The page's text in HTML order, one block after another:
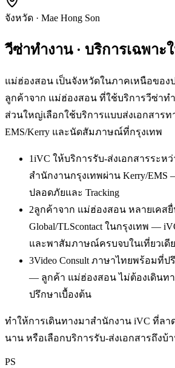
จังหวัด · Mae Hong Son
วีซ่าทำงาน· บริการเฉพาะ
แม่ฮ่องสอน เป็นจังหวัดในภาคเหนือของ
ลูกค้าจาก แม่ฮ่องสอน ที่ใช้บริการวีซ่าท
ส่วนใหญ่เลือกใช้บริการแบบส่งเอกสาร
EMS/Kerry และนัดสัมภาษณ์ที่กรุงเทพ
1iVC ให้บริการรับ-ส่งเอกสารระห
สำนักงานกรุงเทพผ่าน Kerry/
ปลอดภัยและ Tracking
2ลูกค้าจาก แม่ฮ่องสอน หลายเคส
Global/TLScontact ในกรุงเทพ —
และพาสัมภาษณ์ครบจบในเที่ยวเดี
3Video Consult ภาษาไทยพร้อมที่ป
— ลูกค้า แม่ฮ่องสอน ไม่ต้องเดินทา
ปรึกษาเบื้องต้น
ทำให้การเดินทางมาสำนักงาน iVC ที่ลา
นาน หรือเลือกบริการรับ-ส่งเอกสารถึง
PS